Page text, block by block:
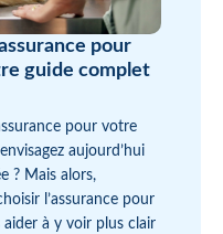
pour
guide complet
pour votre
aujourd’hui
? Mais alors,
l’assurance pour
à y voir plus clair